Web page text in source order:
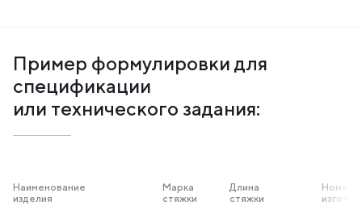
Пример формулировки для
спецификации
или технического задания:
Наименование
изделия
Марка
стяжки
Длина
стяжки
Номер